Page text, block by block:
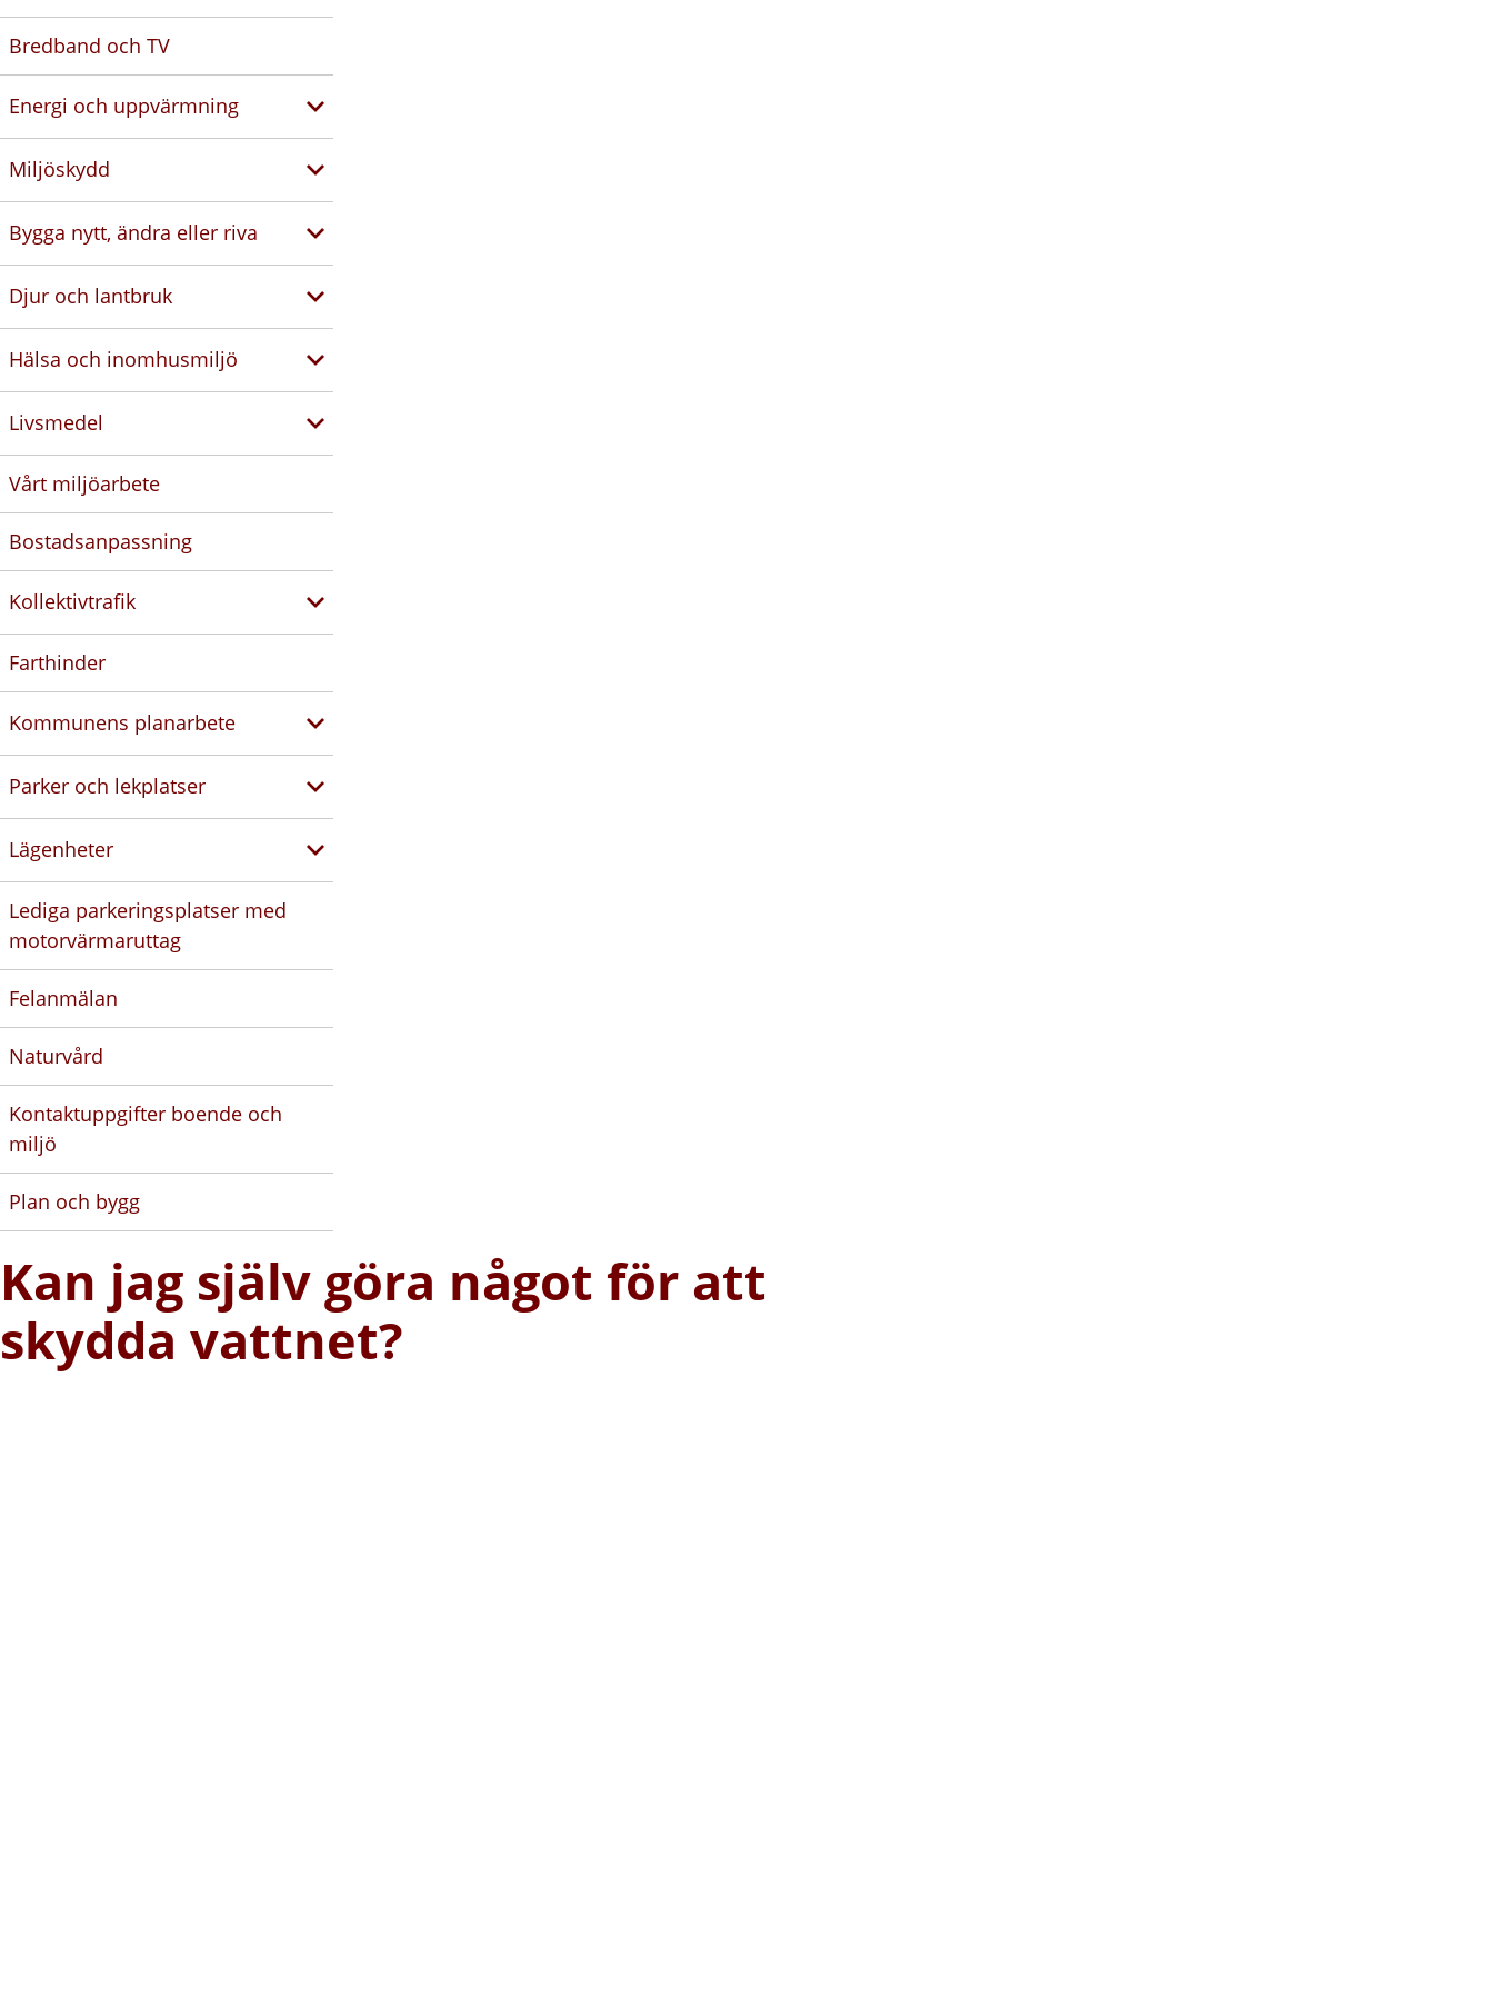
Bredband och TV
Energi och uppvärmning
Miljöskydd
Bygga nytt, ändra eller riva
Djur och lantbruk
Hälsa och inomhusmiljö
Livsmedel
Vårt miljöarbete
Bostadsanpassning
Kollektivtrafik
Farthinder
Kommunens planarbete
Parker och lekplatser
Lägenheter
Lediga parkeringsplatser med
motorvärmaruttag
Felanmälan
Naturvård
Kontaktuppgifter boende och
miljö
Plan och bygg
Kan jag själv göra något för att
skydda vattnet?